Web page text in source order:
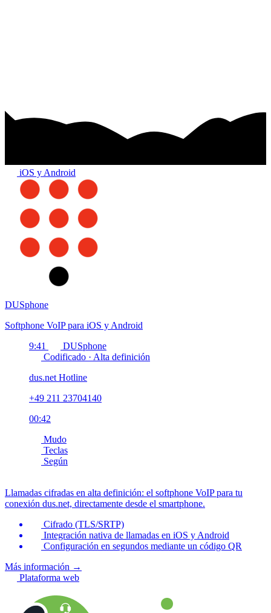
iOS y Android
DUSphone
Softphone VoIP para iOS y Android
9:41
DUSphone
Codificado · Alta definición
dus.net Hotline
+49 211 23704140
00:42
Mudo
Teclas
Según
Llamadas cifradas en alta definición: el softphone VoIP para tu
conexión dus.net, directamente desde el smartphone.
Cifrado (TLS/SRTP)
Integración nativa de llamadas en iOS y Android
Configuración en segundos mediante un código QR
Más información →
Plataforma web